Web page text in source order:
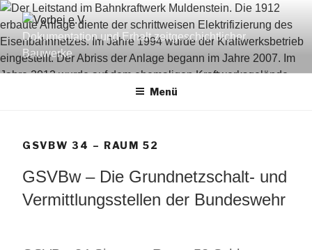
Zum
Inhalt
springenDokumentation und Erhalt zeitgeschichtlicher
Bauwerke
Menü
GSVBW 34 – RAUM 52
GSVBw – Die Grundnetzschalt- und
Vermittlungsstellen der Bundeswehr